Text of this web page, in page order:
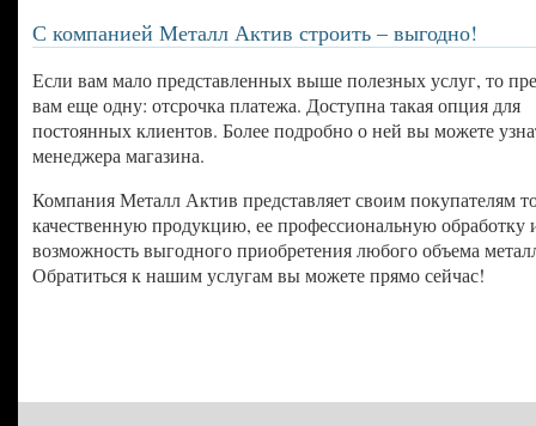
С компанией Металл Актив строить – выгодно!
Если вам мало представленных выше полезных услуг, то
вам еще одну: отсрочка платежа. Доступна такая опция для
постоянных клиентов. Более подробно о ней вы можете
менеджера магазина.
Компания Металл Актив представляет своим покупателям
качественную продукцию, ее профессиональную обработку
возможность выгодного приобретения любого объема
Обратиться к нашим услугам вы можете прямо сейчас!